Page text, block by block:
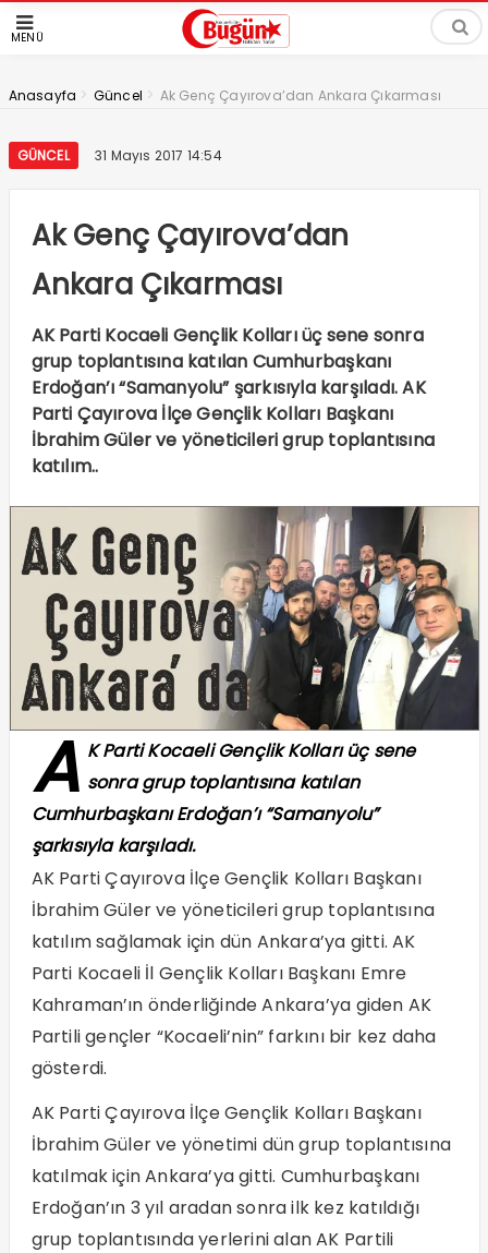
MENÜ
Anasayfa > Güncel > Ak Genç Çayırova’dan Ankara Çıkarması
GÜNCEL 31 Mayıs 2017 14:54
Ak Genç Çayırova’dan
Ankara Çıkarması
AK Parti Kocaeli Gençlik Kolları üç sene sonra
grup toplantısına katılan Cumhurbaşkanı
Erdoğan’ı “Samanyolu” şarkısıyla karşıladı. AK
Parti Çayırova İlçe Gençlik Kolları Başkanı
İbrahim Güler ve yöneticileri grup toplantısına
katılım..
A K Parti Kocaeli Gençlik Kolları üç sene
sonra grup toplantısına katılan
Cumhurbaşkanı Erdoğan’ı “Samanyolu”
şarkısıyla karşıladı.
AK Parti Çayırova İlçe Gençlik Kolları Başkanı
İbrahim Güler ve yöneticileri grup toplantısına
katılım sağlamak için dün Ankara’ya gitti. AK
Parti Kocaeli İl Gençlik Kolları Başkanı Emre
Kahraman’ın önderliğinde Ankara’ya giden AK
Partili gençler “Kocaeli’nin” farkını bir kez daha
gösterdi.
AK Parti Çayırova İlçe Gençlik Kolları Başkanı
İbrahim Güler ve yönetimi dün grup toplantısına
katılmak için Ankara’ya gitti. Cumhurbaşkanı
Erdoğan’ın 3 yıl aradan sonra ilk kez katıldığı
grup toplantısında yerlerini alan AK Partili